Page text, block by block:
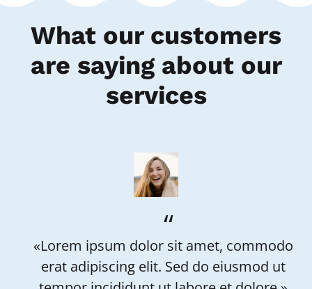
What our customers
are saying about our
services
«Lorem ipsum dolor sit amet, commodo
erat adipiscing elit. Sed do eiusmod ut